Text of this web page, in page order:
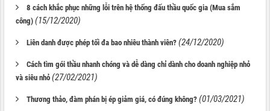
8 cách khắc phục những lỗi trên hệ thống đấu thầu quốc gia (Mua sắm
công) (15/12/2020)
Liên danh được phép tối đa bao nhiêu thành viên? (24/12/2020)
Cách tìm gói thầu nhanh chóng và dễ dàng chỉ dành cho doanh nghiệp nhỏ
và siêu nhỏ (27/02/2021)
Thương thảo, đàm phán bị ép giảm giá, có đúng không? (01/03/2021)